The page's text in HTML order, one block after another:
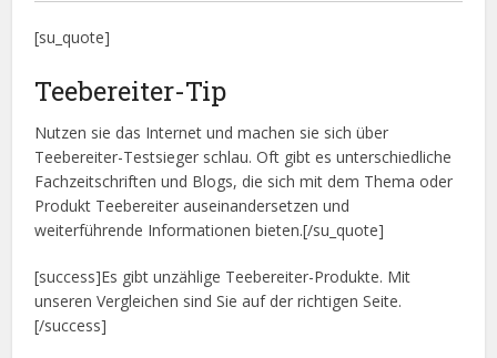
[su_quote]
Teebereiter-Tip
Nutzen sie das Internet und machen sie sich über
Teebereiter-Testsieger schlau. Oft gibt es unterschiedliche
Fachzeitschriften und Blogs, die sich mit dem Thema oder
Produkt Teebereiter auseinandersetzen und
weiterführende Informationen bieten.[/su_quote]
[success]Es gibt unzählige Teebereiter-Produkte. Mit
unseren Vergleichen sind Sie auf der richtigen Seite.
[/success]